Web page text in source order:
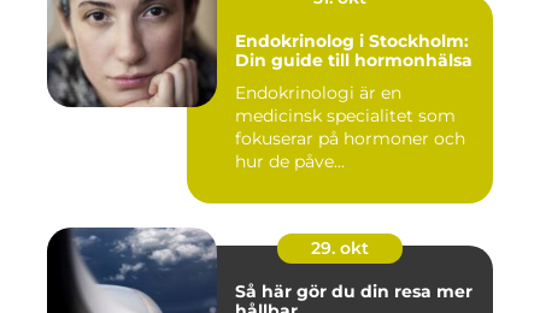
Endokrinolog i Stockholm:
Din guide till hormonhälsa
Endokrinologi är en
medicinsk specialitet som
fokuserar på hormoner och
hur de påve...
29. okt
Så här gör du din resa mer